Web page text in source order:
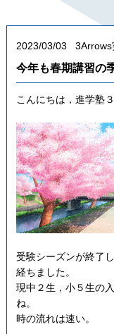
2023/03/03 3Arrows
今年も春期講習の
こんにちは，進学塾
受験シーズンが終了
経ちました。
現中２生，小５生の
ね。
時の流れは速い。